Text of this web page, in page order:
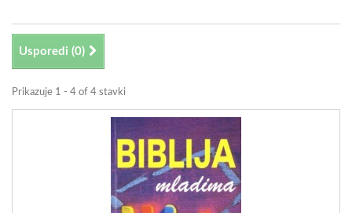
Usporedi (0)
Prikazuje 1 - 4 of 4 stavki